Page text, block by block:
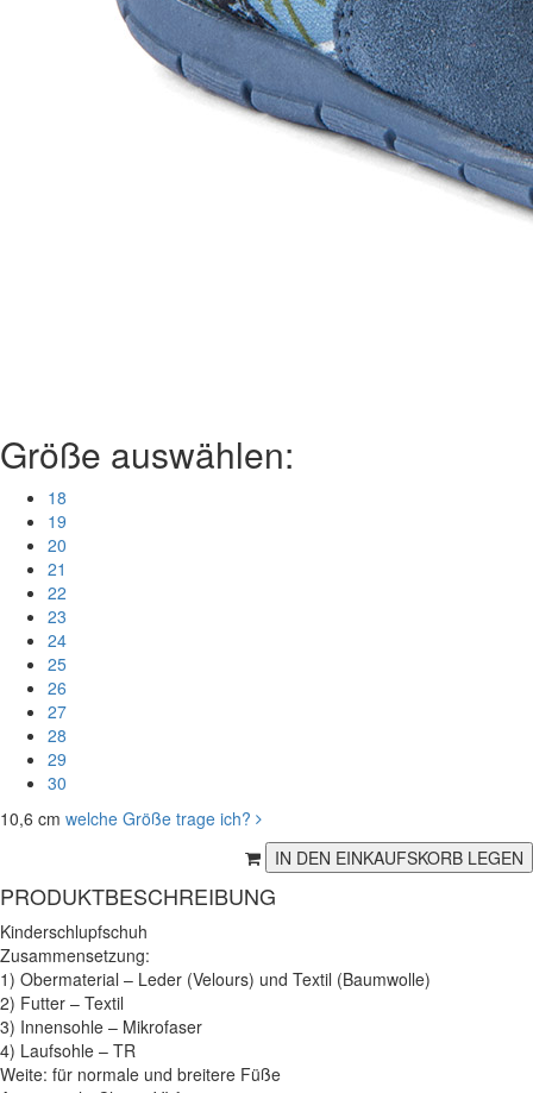
Größe auswählen:
18
19
20
21
22
23
24
25
26
27
28
29
30
10,6 cm welche Größe trage ich?
PRODUKTBESCHREIBUNG
Kinderschlupfschuh
Zusammensetzung:
1) Obermaterial – Leder (Velours) und Textil (Baumwolle)
2) Futter – Textil
3) Innensohle – Mikrofaser
4) Laufsohle – TR
Weite: für normale und breitere Füße